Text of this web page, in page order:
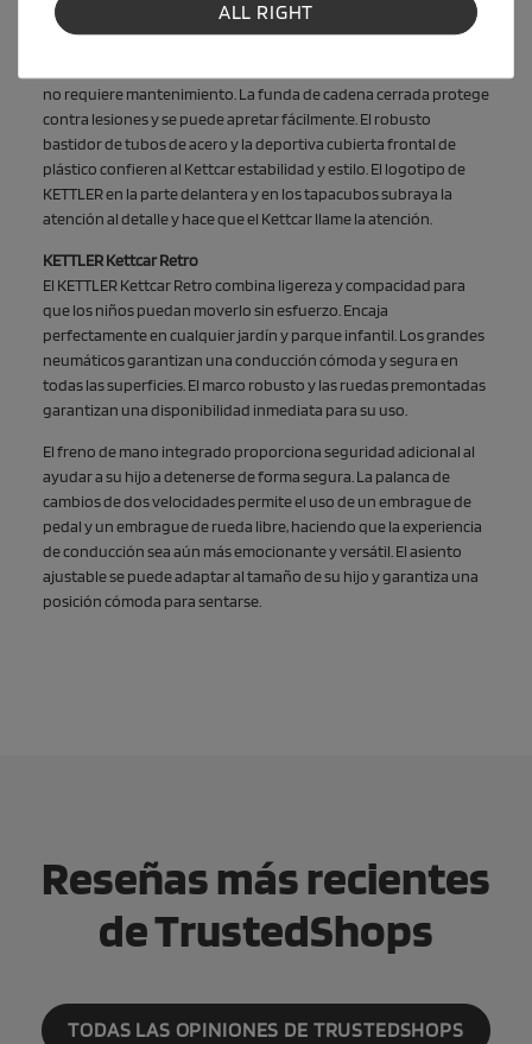
comodidad óptima.
no requiere mantenimiento. La funda de cadena cerrada protege
contra lesiones y se puede apretar fácilmente. El robusto
bastidor de tubos de acero y la deportiva cubierta frontal de
plástico confieren al Kettcar estabilidad y estilo. El logotipo de
KETTLER en la parte delantera y en los tapacubos subraya la
atención al detalle y hace que el Kettcar llame la atención.
KETTLER Kettcar Retro
El KETTLER Kettcar Retro combina ligereza y compacidad para
que los niños puedan moverlo sin esfuerzo. Encaja
perfectamente en cualquier jardín y parque infantil. Los grandes
neumáticos garantizan una conducción cómoda y segura en
todas las superficies. El marco robusto y las ruedas premontadas
garantizan una disponibilidad inmediata para su uso.
El freno de mano integrado proporciona seguridad adicional al
ayudar a su hijo a detenerse de forma segura. La palanca de
cambios de dos velocidades permite el uso de un embrague de
pedal y un embrague de rueda libre, haciendo que la experiencia
de conducción sea aún más emocionante y versátil. El asiento
ajustable se puede adaptar al tamaño de su hijo y garantiza una
posición cómoda para sentarse.
Reseñas más recientes
de TrustedShops
TODAS LAS OPINIONES DE TRUSTEDSHOPS
ALL RIGHT